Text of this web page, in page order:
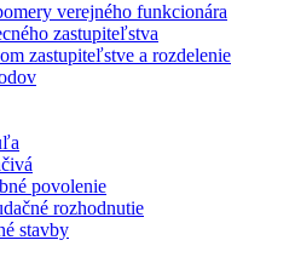
verejného funkcionára
zastupiteľstva
zastupiteľstve a rozdelenie
povolenie
rozhodnutie
stavby